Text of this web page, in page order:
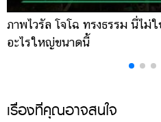
ภาพไวรัล โจโฉ ทรงธรรม นี่ไม่
อะไรใหญ่ขนาดนี้
เรื่องที่คุณอาจสนใจ